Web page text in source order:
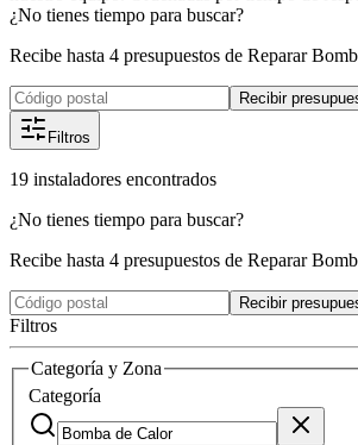
¿No tienes tiempo para buscar?
Recibe hasta 4 presupuestos de Reparar
Recibir
Filtros
19 instaladores encontrados
¿No tienes tiempo para buscar?
Recibe hasta 4 presupuestos de Reparar
Recibir
Filtros
Categoría y Zona
Categoría